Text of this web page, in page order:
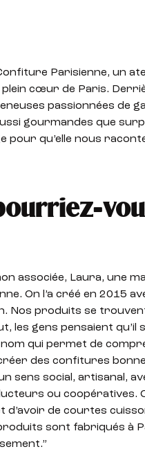
Parisienne, un
cœur de Paris.
passionnées de
gourmandes que
qu’elle nous
associée, Laura, une
On l’a créé en 2015
Nos produits se
les gens pensaient qu’il
nom qui permet de
des confitures
sens social, artisanal,
ou coopératives.
de courtes
sont fabriqués à